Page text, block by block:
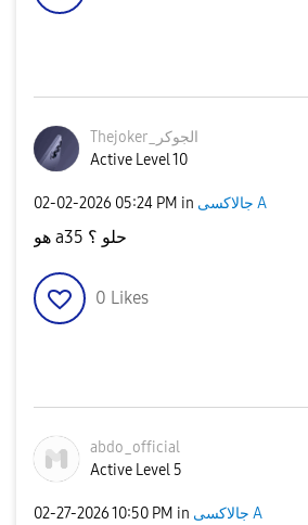
Thejoker_الجوكر
Active Level 10
‎02-02-2026 05:24 PM in جالاكسى A
هو a35 حلو ؟
0 Likes
abdo_official
Active Level 5
‎02-27-202610:50 PM in جالاكسى A